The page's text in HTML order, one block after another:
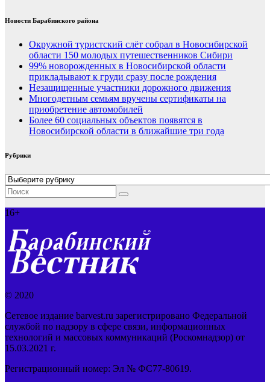
Новости Барабинского района
Окружной туристский слёт собрал в Новосибирской
области 150 молодых путешественников Сибири
99% новорожденных в Новосибирской области
прикладывают к груди сразу после рождения
Незащищенные участники дорожного движения
Многодетным семьям вручены сертификаты на
приобретение автомобилей
Более 60 социальных объектов появятся в
Новосибирской области в ближайшие три года
Рубрики
Рубрики
16+
© 2020
Сетевое издание barvest.ru зарегистрировано Федеральной
службой по надзору в сфере связи, информационных
технологий и массовых коммуникаций (Роскомнадзор) от
15.03.2021 г.
Регистрационный номер: Эл № ФС77-80619.